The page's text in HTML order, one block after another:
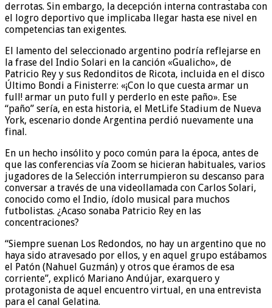
derrotas. Sin embargo, la decepción interna contrastaba con
el logro deportivo que implicaba llegar hasta ese nivel en
competencias tan exigentes.
El lamento del seleccionado argentino podría reflejarse en
la frase del Indio Solari en la canción «Gualicho», de
Patricio Rey y sus Redonditos de Ricota, incluida en el disco
Último Bondi a Finisterre: «¡Con lo que cuesta armar un
full! armar un puto full y perderlo en este paño». Ese
“paño” sería, en esta historia, el MetLife Stadium de Nueva
York, escenario donde Argentina perdió nuevamente una
final.
En un hecho insólito y poco común para la época, antes de
que las conferencias vía Zoom se hicieran habituales, varios
jugadores de la Selección interrumpieron su descanso para
conversar a través de una videollamada con Carlos Solari,
conocido como el Indio, ídolo musical para muchos
futbolistas. ¿Acaso sonaba Patricio Rey en las
concentraciones?
“Siempre suenan Los Redondos, no hay un argentino que no
haya sido atravesado por ellos, y en aquel grupo estábamos
el Patón (Nahuel Guzmán) y otros que éramos de esa
corriente”, explicó Mariano Andújar, exarquero y
protagonista de aquel encuentro virtual, en una entrevista
para el canal Gelatina.